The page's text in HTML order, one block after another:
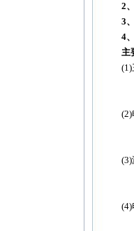
2、
3
4
主
(1)
规
用途
(2)电
规
用途
(3)
规格
用途
(4)
规格